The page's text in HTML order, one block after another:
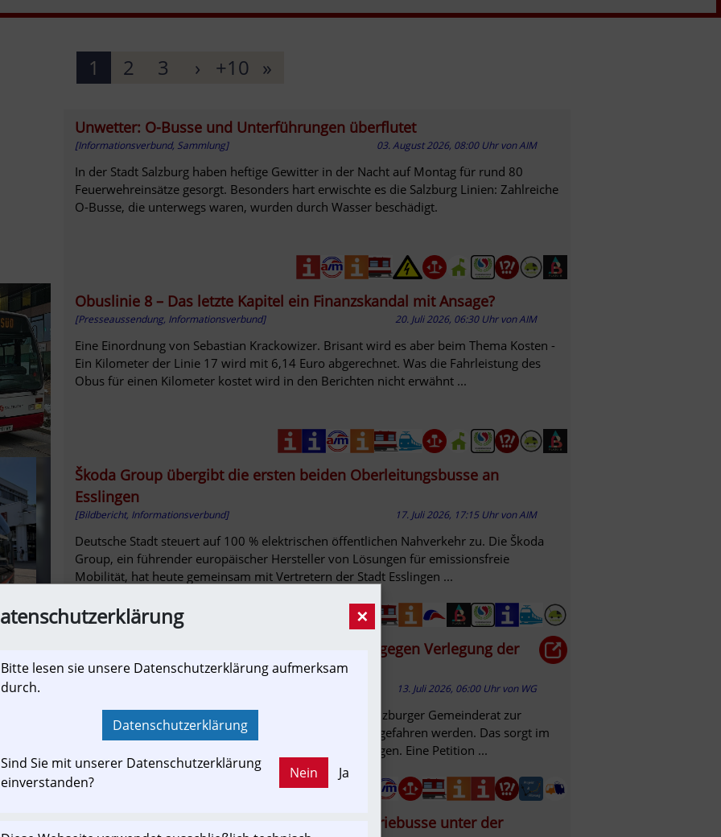
1 2 3 › +10 »
Unwetter: O-Busse und Unterführungen überflutet
[Informationsverbund, Sammlung] 03. August 2026, 08:00 Uhr vonAIM
In der Stadt Salzburg haben heftige Gewitter in der Nacht auf Montag für rund 80
Feuerwehreinsätze gesorgt. Besonders hart erwischte es die Salzburg Linien: Zahlreiche
O-Busse, die unterwegs waren, wurden durch Wasser beschädigt.
Obuslinie 8 – Das letzte Kapitel ein Finanzskandal mit Ansage?
[Presseaussendung, Informationsverbund] 20. Juli 2026, 06:30 Uhr vonAIM
Eine Einordnung von Sebastian Krackowizer. Brisant wird es aber beim Thema Kosten -
Ein Kilometer der Linie 17 wird mit 6,14 Euro abgerechnet. Was die Fahrleistung des
Obus für einen Kilometer kostet wird in den Berichten nicht erwähnt ...
Škoda Group übergibt die ersten beiden Oberleitungsbusse an
Esslingen
[Bildbericht, Informationsverbund] 17. Juli 2026, 17:15 Uhr vonAIM
Deutsche Stadt steuert auf 100 % elektrischen öffentlichen Nahverkehr zu. Die Škoda
Group, ein führender europäischer Hersteller von Lösungen für emissionsfreie
Mobilität, hat heute gemeinsam mit Vertretern der Stadt Esslingen ...
"Es wird Chaos geben": Widerstand in Lehen gegen Verlegung der
Obus-Linie 8 | Salzburg
13. Juli 2026, 06:00 Uhr von WG
Die neue Streckenführung der Obus-Linie 8 steht im Salzburger Gemeinderat zur
Debatte. Die Neue Mitte Lehen soll dann nicht mehr angefahren werden. Das sorgt im
Stadtteil für Aufregung. Sie befürchten Verschlechterungen. Eine Petition ...
salzburg24.at
Obuslinie 8 künftig ohne Leitung, dafür Batteriebusse unter der
×
Bitte lesen sie unsere Datenschutzerklärung aufmerksam
durch.
Datenschutzerklärung
Sind Sie mit unserer Datenschutzerklärung
einverstanden?
Nein Ja